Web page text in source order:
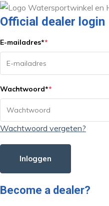
Official dealer login
E-mailadres**
Wachtwoord**
Wachtwoord vergeten?
Inloggen
Become a dealer?